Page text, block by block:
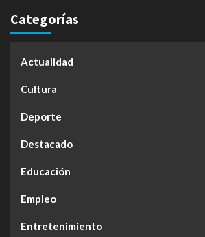
Categorías
Actualidad
Cultura
Deporte
Destacado
Educación
Empleo
Entretenimiento